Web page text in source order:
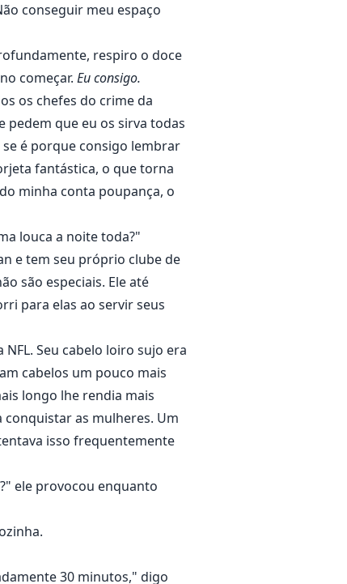
conseguir meu espaço
respiro o doce
começar. Eu consigo.
os chefes do crime da
pedem que eu os sirva todas
é porque consigo lembrar
fantástica, o que torna
minha conta poupança, o
louca a noite toda?"
e tem seu próprio clube de
são especiais. Ele até
para elas ao servir seus
Seu cabelo loiro sujo era
cabelos um pouco mais
longo lhe rendia mais
as mulheres. Um
isso frequentemente
ele provocou enquanto
30 minutos," digo